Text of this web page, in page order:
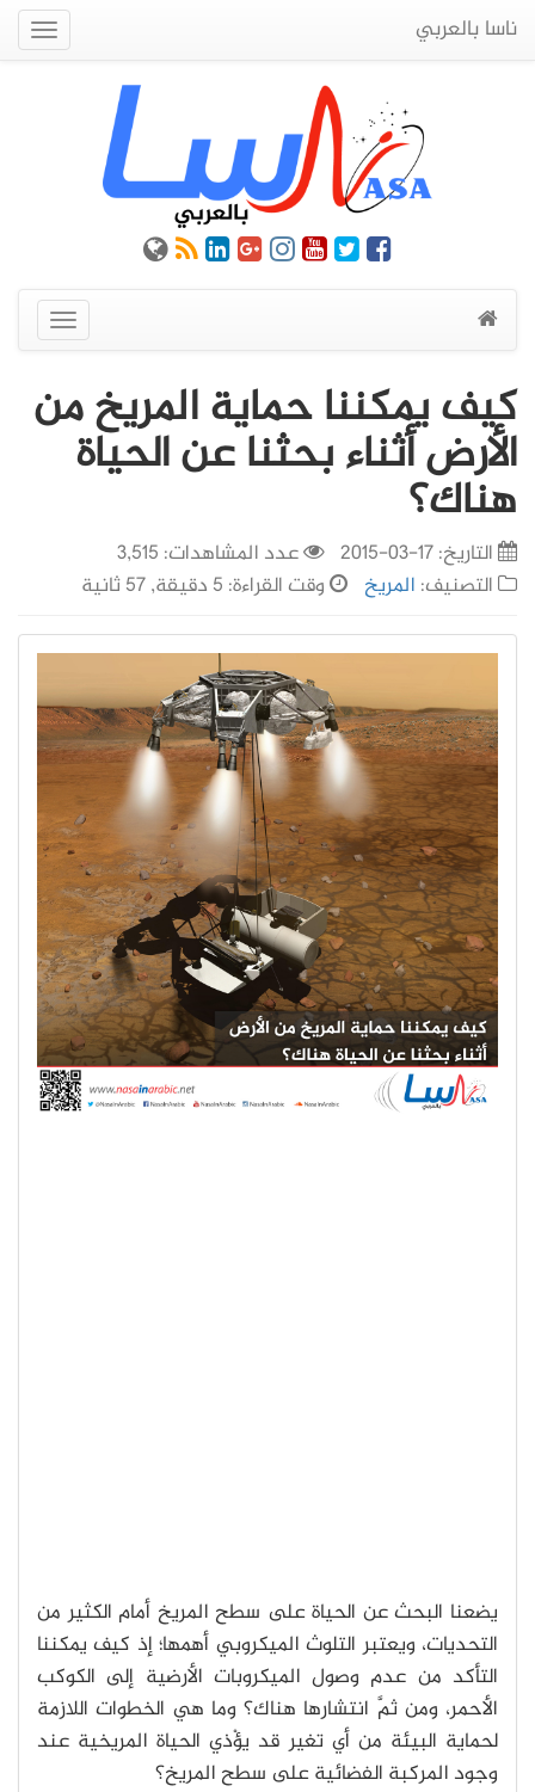
ناسا بالعربي
عرض
القائمة
كيف يمكننا حماية المريخ من
الأرض أثناء بحثنا عن الحياة
هناك؟
التاريخ:17-03-2015
عدد المشاهدات: 3,515
التصنيف: المريخ وقت القراءة: 5 دقيقة, 57 ثانية
يضعنا البحث عن الحياة على سطح المريخ أمام الكثير من
التحديات، ويعتبر التلوث الميكروبي أهمها؛ إذ كيف يمكننا
التأكد من عدم وصول الميكروبات الأرضية إلى الكوكب
الأحمر، ومن ثمَّ انتشارها هناك؟ وما هي الخطوات اللازمة
لحماية البيئة من أي تغير قد يؤْذي الحياة المريخية عند
وجود المركبة الفضائية على سطح المريخ؟